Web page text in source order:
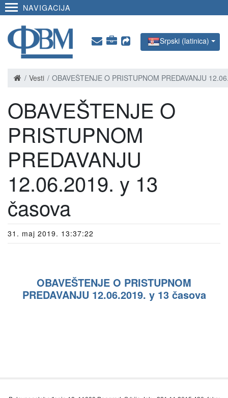
NAVIGACIJA
Srpski (latinica)
Vesti OBAVEŠTENJE O PRISTUPNOM PREDAVANJU
OBAVEŠTENJE O
PRISTUPNOM
PREDAVANJU
12.06.2019. y 13
časova
31. maj 2019. 13:37:22
OBAVEŠTENJE O PRISTUPNOM
PREDAVANJU 12.06.2019. y 13 časova